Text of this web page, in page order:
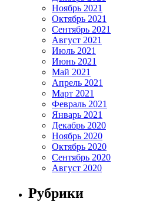
Ноябрь 2021
Октябрь 2021
Сентябрь 2021
Август 2021
Июль 2021
Июнь 2021
Май 2021
Апрель 2021
Март 2021
Февраль 2021
Январь 2021
Декабрь 2020
Ноябрь 2020
Октябрь 2020
Сентябрь 2020
Август 2020
Рубрики